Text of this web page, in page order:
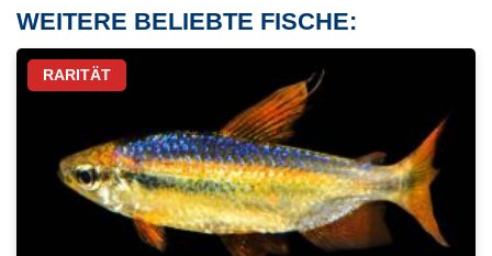
WEITERE BELIEBTE FISCHE:
RARITÄT